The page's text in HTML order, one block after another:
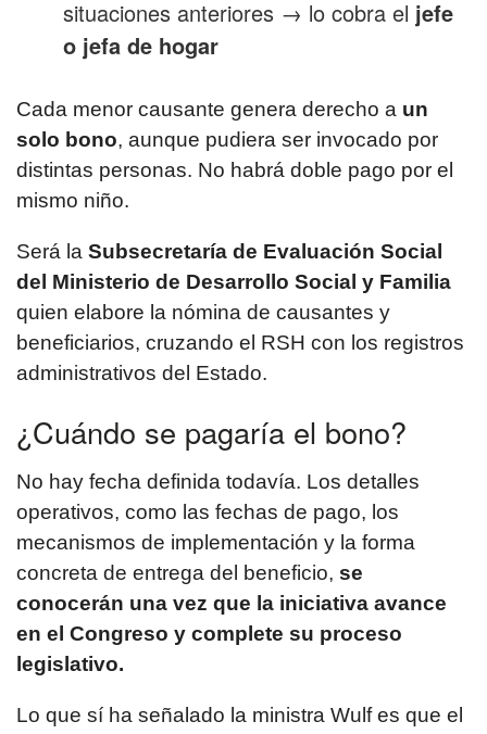
situaciones anteriores → lo cobra el jefe
o jefa de hogar
Cada menor causante genera derecho a un
solo bono, aunque pudiera ser invocado por
distintas personas. No habrá doble pago por el
mismo niño.
Será la Subsecretaría de Evaluación Social
del Ministerio de Desarrollo Social y Familia
quien elabore la nómina de causantes y
beneficiarios, cruzando el RSH con los registros
administrativos del Estado.
¿Cuándo se pagaría el bono?
No hay fecha definida todavía. Los detalles
operativos, como las fechas de pago, los
mecanismos de implementación y la forma
concreta de entrega del beneficio, se
conocerán una vez que la iniciativa avance
en el Congreso y complete su proceso
legislativo.
Lo que sí ha señalado la ministra Wulf es que el